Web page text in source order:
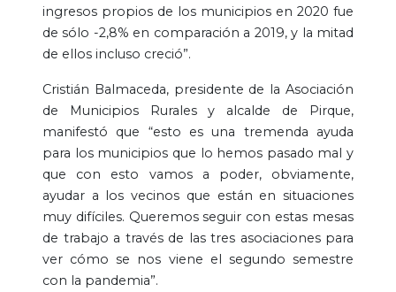
ingresos propios de los municipios en 2020 fue
de sólo -2,8% en comparación a 2019, y la mitad
de ellos incluso creció”.
Cristián Balmaceda, presidente de la Asociación
de Municipios Rurales y alcalde de Pirque,
manifestó que “esto es una tremenda ayuda
para los municipios que lo hemos pasado mal y
que con esto vamos a poder, obviamente,
ayudar a los vecinos que están en situaciones
muy difíciles. Queremos seguir con estas mesas
de trabajo a través de las tres asociaciones para
ver cómo se nos viene el segundo semestre
con la pandemia”.